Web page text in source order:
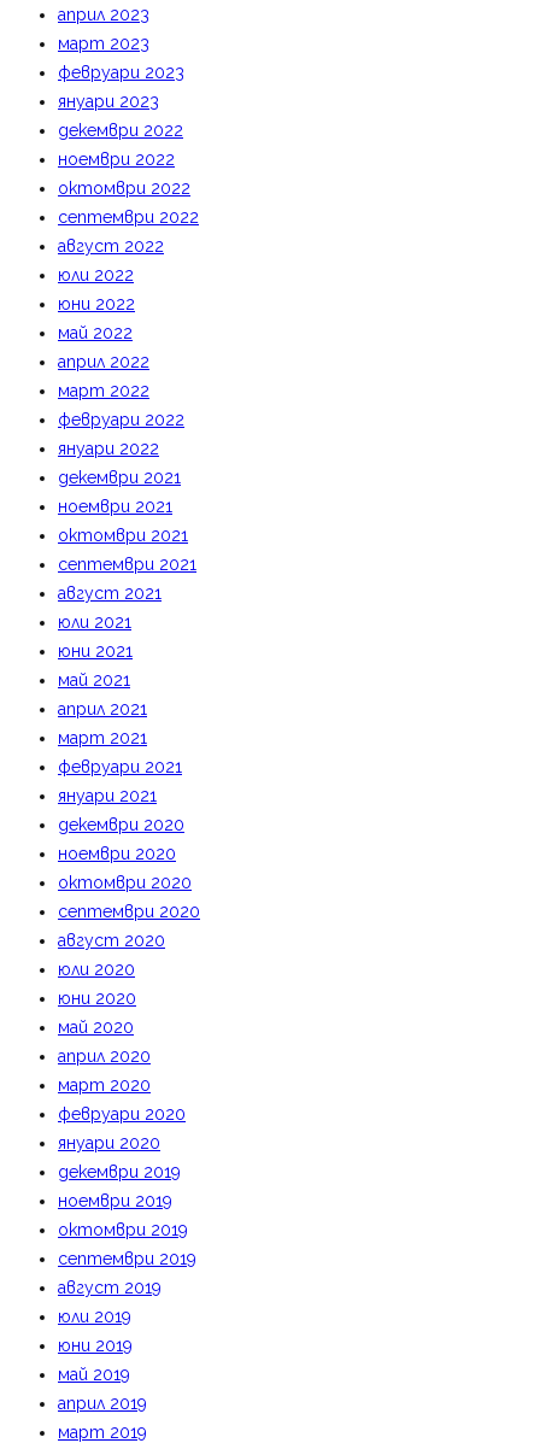
април 2023
март 2023
февруари 2023
януари 2023
декември 2022
ноември 2022
октомври 2022
септември 2022
август 2022
юли 2022
юни 2022
май 2022
април 2022
март 2022
февруари 2022
януари 2022
декември 2021
ноември 2021
октомври 2021
септември 2021
август 2021
юли 2021
юни 2021
май 2021
април 2021
март 2021
февруари 2021
януари 2021
декември 2020
ноември 2020
октомври 2020
септември 2020
август 2020
юли 2020
юни 2020
май 2020
април 2020
март 2020
февруари 2020
януари 2020
декември 2019
ноември 2019
октомври 2019
септември 2019
август 2019
юли 2019
юни 2019
май 2019
април 2019
март 2019